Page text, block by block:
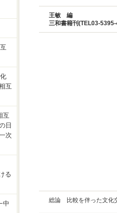
王敏 編
三和書籍刊(TEL03-
総論 比較を伴った文化
互
互
日
次
る
中